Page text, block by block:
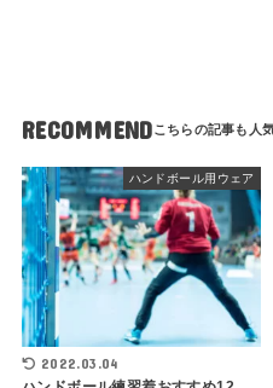
RECOMMEND
ハンドボール用ウェア
2022.03.04